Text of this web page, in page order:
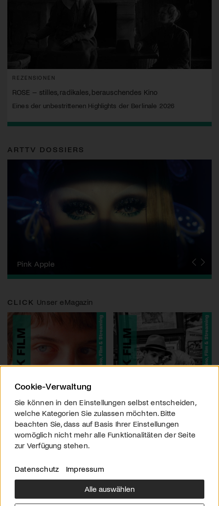
REZENSIONEN
ROSE – stilles, radikales, berauschendes Kino
Eines der unbestrittenen Highlights der Berlinale 2026
ARTTV DOSSIERS
Zurich Film Festival
Pink Apple
Locarno Film Festival
Human Rights Film Festival Zurich
Yesh! Neues aus der jüdischen Filmwelt
Neuchâtel International Fantastic Film Festival
Visions du Réel
Berlinale
Solothurner Filmtage
Geneva International Film Festival
CLICK Unser eMagazin
Cookie-Verwaltung
Sie können in den Einstellungen selbst entscheiden,
welche Kategorien Sie zulassen möchten. Bitte
beachten Sie, dass auf Basis Ihrer Einstellungen
womöglich nicht mehr alle Funktionalitäten der Seite
zur Verfügung stehen.
Datenschutz Impressum
Alle auswählen